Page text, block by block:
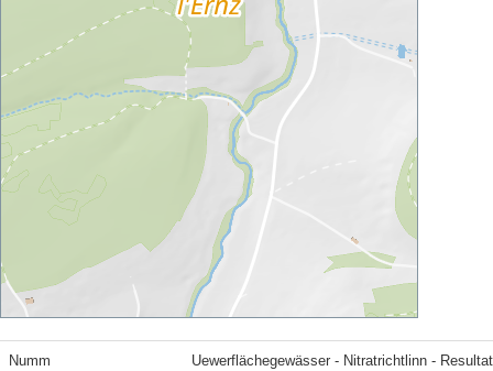
Numm Uewerflächegewässer - Nitratrichtlinn -